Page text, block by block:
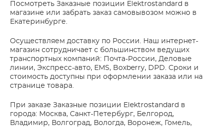
Посмотреть Заказные позиции Elektrostandard в
магазине или забрать заказ самовывозом можно в
Екатеринбурге.
Осуществляем доставку по России. Наш интернет-
магазин сотрудничает с большинством ведущих
транспортных компаний: Почта-России, Деловые
линии, Экспресс-авто, EMS, Boxberry, DPD. Сроки и
стоимость доступны при оформлении заказа или на
странице товара.
При заказе Заказные позиции Elektrostandard в
города: Москва, Санкт-Петербург, Белгород,
Владимир, Волгоград, Вологда, Воронеж, Гомель,